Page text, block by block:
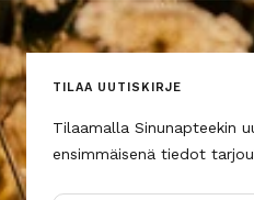
TILAA UUTISKIRJE
Tilaamalla Sinunapteekin
ensimmäisenä tiedot